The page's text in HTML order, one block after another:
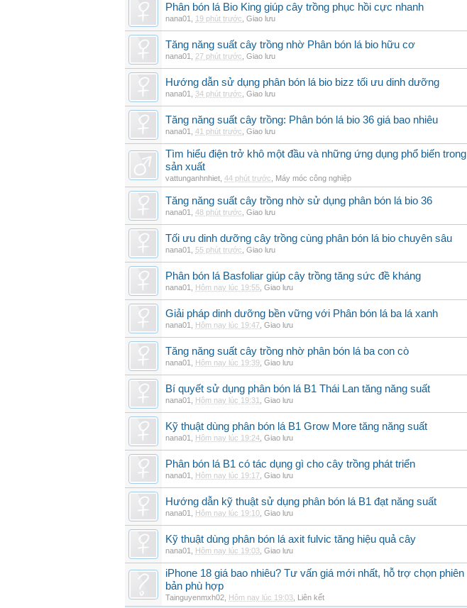
Phân bón lá Bio King giúp cây trồng phục hồi cực nhanh
nana01 19 phút trước Giao lưu
Tăng năng suất cây trồng nhờ Phân bón lá bio hữu cơ
nana01 27 phút trước Giao lưu
Hướng dẫn sử dụng phân bón lá bio bizz tối ưu dinh dưỡng
nana01 34 phút trước Giao lưu
Tăng năng suất cây trồng: Phân bón lá bio 36 giá bao nhiêu
nana01 41 phút trước Giao lưu
Tìm hiểu điện trở khô một đầu và những ứng dụng phổ biến trong
sản xuất
vattunganhnhiet 44 phút trước Máy móc công nghiệp
Tăng năng suất cây trồng nhờ sử dụng phân bón lá bio 36
nana01 48 phút trước Giao lưu
Tối ưu dinh dưỡng cây trồng cùng phân bón lá bio chuyên sâu
nana01 55 phút trước Giao lưu
Phân bón lá Basfoliar giúp cây trồng tăng sức đề kháng
nana01 Hôm nay lúc 19:55 Giao lưu
Giải pháp dinh dưỡng bền vững với Phân bón lá ba lá xanh
nana01 Hôm nay lúc 19:47 Giao lưu
Tăng năng suất cây trồng nhờ phân bón lá ba con cò
nana01 Hôm nay lúc 19:39 Giao lưu
Bí quyết sử dụng phân bón lá B1 Thái Lan tăng năng suất
nana01 Hôm nay lúc 19:31 Giao lưu
Kỹ thuật dùng phân bón lá B1 Grow More tăng năng suất
nana01 Hôm nay lúc 19:24 Giao lưu
Phân bón lá B1 có tác dụng gì cho cây trồng phát triển
nana01 Hôm nay lúc 19:17 Giao lưu
Hướng dẫn kỹ thuật sử dụng phân bón lá B1 đạt năng suất
nana01 Hôm nay lúc 19:10 Giao lưu
Kỹ thuật dùng phân bón lá axit fulvic tăng hiệu quả cây
nana01 Hôm nay lúc 19:03 Giao lưu
iPhone 18 giá bao nhiêu? Tư vấn giá mới nhất, hỗ trợ chọn phiên
bản phù hợp
Tainguyenmxh02 Hôm nay lúc 19:03 Liên kết